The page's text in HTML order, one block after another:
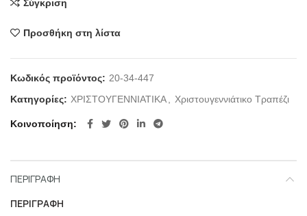
Σύγκριση
Προσθήκη στη λίστα
Κωδικός προϊόντος: 20-34-447
Κατηγορίες: ΧΡΙΣΤΟΥΓΕΝΝΙΑΤΙΚΑ Χριστουγεννιάτικο Τραπέζι
Κοινοποίηση
ΠΕΡΙΓΡΑΦΉ
ΠΕΡΙΓΡΑΦΉ